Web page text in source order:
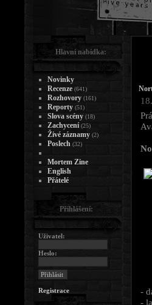
-
-
Hlavní nabídka:
Novinky
Recenze (641)
Rozhovory (161)
Reporty (51)
Slova scény (18)
Zachycení (25)
Živé záznamy (2)
Poslech (32)
Mortem Zine
English
Přátelé
Přihlášení:
Uživatel:
Heslo:
Registrace